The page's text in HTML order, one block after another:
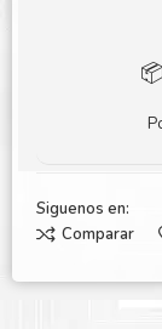
Siguenos en:
Comparar